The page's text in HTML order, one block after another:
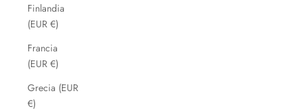
Finlandia
(EUR €)
Francia
(EUR €)
Grecia (EUR
€)